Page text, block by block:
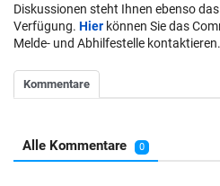
Diskussionen steht Ihnen ebenso das
Verfügung. Hier können Sie das
Melde- und Abhilfestelle kontaktieren.